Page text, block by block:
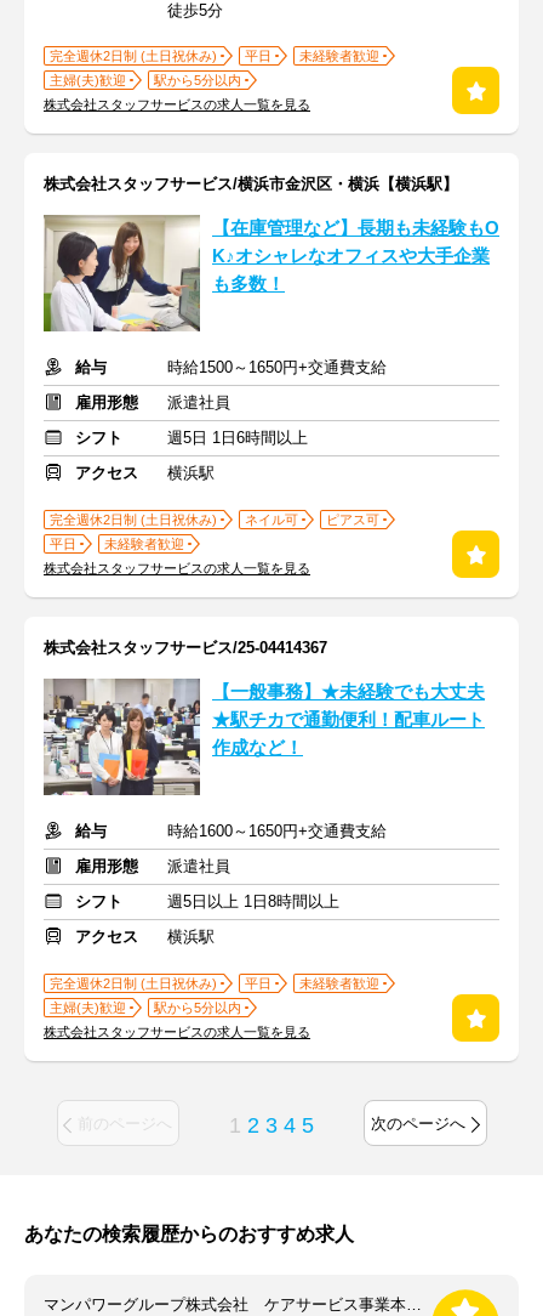
徒歩5分
完全週休2日制 (土日祝休み) 平日
未経験者歓迎
主婦(夫)歓迎
駅から5分以内
株式会社スタッフサービスの求人一覧を見る
株式会社スタッフサービス/横浜市金沢区・横浜【横浜駅】
【在庫管理など】長期も未経験もO
K♪オシャレなオフィスや大手企業
も多数！
給与
時給1500～1650円+交通費支給
雇用形態
派遣社員
シフト
週5日 1日6時間以上
アクセス
横浜駅
完全週休2日制 (土日祝休み) ネイル可
ピアス可
平日
未経験者歓迎
株式会社スタッフサービスの求人一覧を見る
株式会社スタッフサービス/25-04414367
【一般事務】★未経験でも大丈夫
★駅チカで通勤便利！配車ルート
作成など！
給与
時給1600～1650円+交通費支給
雇用形態
派遣社員
シフト
週5日以上 1日8時間以上
アクセス
横浜駅
完全週休2日制 (土日祝休み) 平日
未経験者歓迎
主婦(夫)歓迎
駅から5分以内
株式会社スタッフサービスの求人一覧を見る
前のページへ 1 2 3 4 5 次のページへ
あなたの検索履歴からのおすすめ求人
マンパワーグループ株式会社 ケアサービス事業本部 横浜支店/856446S